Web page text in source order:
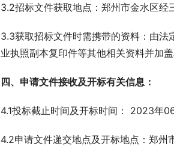
3.2招标文件获取地点：郑州市金水区经
3.3获取招标文件时需携带的资料：由
业执照副本复印件等其他相关资料并加盖
四、申请文件接收及开标有关信息：
4.1投标截止时间及开标时间： 2023年
4.2申请文件递交地点及开标地点：郑